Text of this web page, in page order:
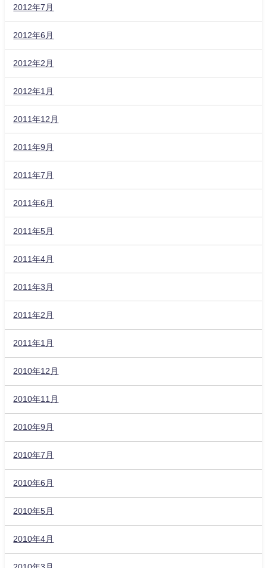
2012年7月
2012年6月
2012年2月
2012年1月
2011年12月
2011年9月
2011年7月
2011年6月
2011年5月
2011年4月
2011年3月
2011年2月
2011年1月
2010年12月
2010年11月
2010年9月
2010年7月
2010年6月
2010年5月
2010年4月